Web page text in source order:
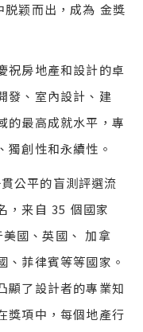
颖而出，成為 金獎
祝房地產和設計的卓
發、室內設計、建
的最高成就水平，專
獨創性和永續性。
公平的盲測評選流
，来自 35 個國家
國、英國、 加拿
、菲律賓等等國家。
顯了設計者的專業知
獎項中，每個地產行